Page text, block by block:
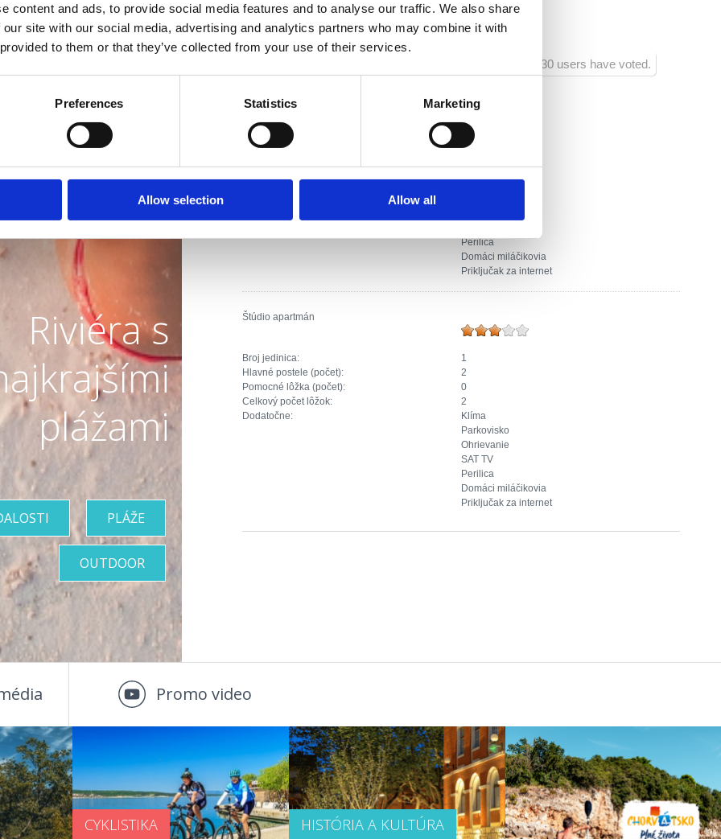
content and ads, to provide social media features and to analyse our traffic. We also share
site with our social media, advertising and analytics partners who may combine it with
to them or that they’ve collected from your use of their services.
Preferences Statistics Marketing
Allow selection Allow all
Vzdialenosť od zábavných zariadení :
730 users have voted.
Broj jedinica:
2
Hlavné postele (počet):
Celkový počet lôžok:
9
Dodatočne:
Perilica
Domáci miláčikovia
Priključak za internet
Štúdio apartmán
Broj jedinica:
1
Hlavné postele (počet):
2
Pomocné lôžka (počet):
0
Celkový počet lôžok:
2
Dodatočne:
Klíma
Parkovisko
Ohrievanie
SAT TV
Perilica
Domáci miláčikovia
Priključak za internet
Riviéra s
plážami
PLÁŽE
OUTDOOR
Promo video
CYKLISTIKA HISTÓRIA A KULTÚRA